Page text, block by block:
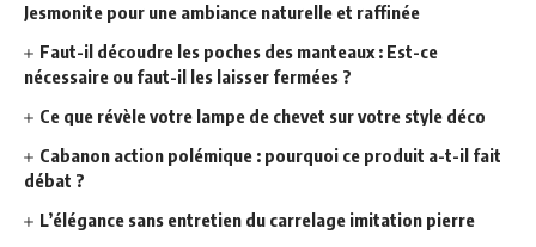
Jesmonite pour une ambiance naturelle et raffinée
Faut-il découdre les poches des manteaux : Est-ce
nécessaire ou faut-il les laisser fermées ?
Ce que révèle votre lampe de chevet sur votre style déco
Cabanon action polémique : pourquoi ce produit a-t-il fait
débat ?
L’élégance sans entretien du carrelage imitation pierre